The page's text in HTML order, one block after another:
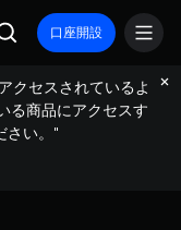
口座開設
クセスされているよ
る商品にアクセスす
さい。"